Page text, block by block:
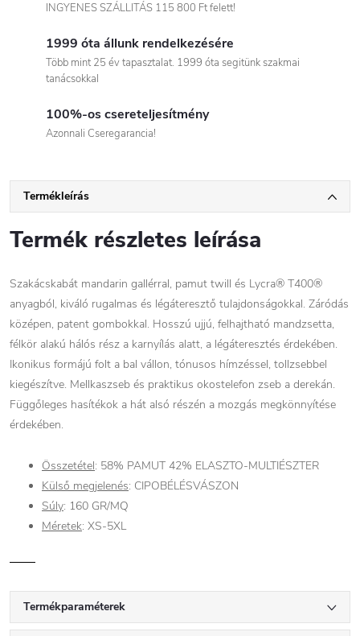
INGYENES SZÁLLITÁS 115 800 Ft felett!
1999 óta állunk rendelkezésére
Több mint 25 év tapasztalat. 1999 óta segitünk szakmai
tanácsokkal
100%-os csereteljesítmény
Azonnali Cseregarancia!
Termékleírás
Termék részletes leírása
Szakácskabát mandarin gallérral, pamut twill és Lycra® T400®
anyagból, kiváló rugalmas és légáteresztő tulajdonságokkal. Záródás
középen, patent gombokkal. Hosszú ujjú, felhajtható mandzsetta,
félkör alakú hálós rész a karnyílás alatt, a légáteresztés érdekében.
Ikonikus formájú folt a bal vállon, tónusos hímzéssel, tollzsebbel
kiegészítve. Mellkaszseb és praktikus okostelefon zseb a derekán.
Függőleges hasítékok a hát alsó részén a mozgás megkönnyítése
érdekében.
Összetétel: 58% PAMUT 42% ELASZTO-MULTIÉSZTER
Külső megjelenés: CIPOBÉLÉSVÁSZON
Súly: 160 GR/MQ
Méretek: XS-5XL
Termékparaméterek